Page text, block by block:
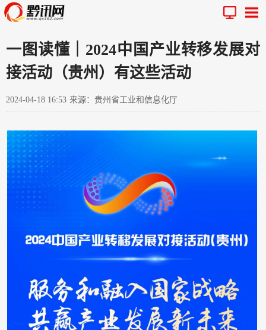
一图读懂｜2024中国产业转移发展对
接活动（贵州）有这些活动
2024-04-18 16:53 来源：贵州省工业和信息化厅